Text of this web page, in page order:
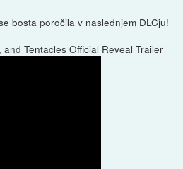
bosta poročila v naslednjem DLCju!
Tentacles Official Reveal Trailer